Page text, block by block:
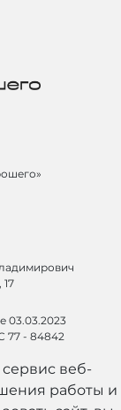
03.03.2023
- 84842
веб-
работы и